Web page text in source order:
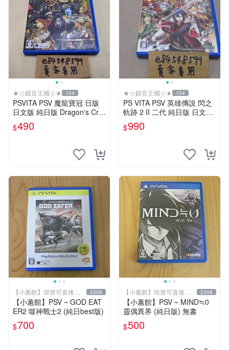
★☆鏡音王國☆★ 104
PSVITA PSV 魔龍寶冠 日版
日文版 純日版 Dragon's Cro
wn 香草社 Atlus
$490
★☆鏡音王國☆★ 104
PS VITA PSV 英雄傳說 閃之
軌跡 2 II 二代 純日版 日文版
二手良品 FALCOM 閃の軌跡
閃軌2
$990
【小蕙館】現貨可直接下
標
2308
【小蕙館】PSV ~ GOD EAT
ER2 噬神戰士2 (純日best版)
$700
【小蕙館】現貨可直接下
標
2308
【小蕙館】PSV ~ MIND≒0
靈偶異界 (純日版) 無書
$500